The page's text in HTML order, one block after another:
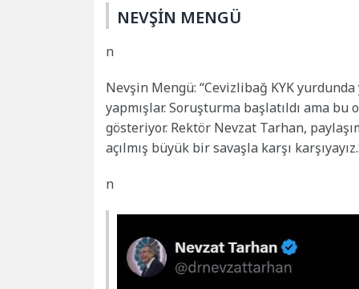
NEVŞİN MENGÜ
n
Nevşin Mengü: “Cevizlibağ KYK
yapmışlar. Soruşturma başlatıldı ama bu
gösteriyor. Rektör Nevzat Tarhan,
açılmış büyük bir savaşla karşı
n